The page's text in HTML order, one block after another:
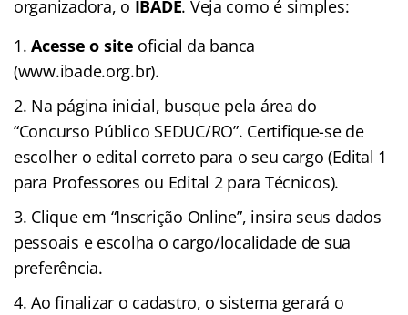
organizadora, o IBADE. Veja como é simples:
Acesse o site oficial da banca
(www.ibade.org.br).
Na página inicial, busque pela área do
“Concurso Público SEDUC/RO”. Certifique-se de
escolher o edital correto para o seu cargo (Edital 1
para Professores ou Edital 2 para Técnicos).
Clique em “Inscrição Online”, insira seus dados
pessoais e escolha o cargo/localidade de sua
preferência.
Ao finalizar o cadastro, o sistema gerará o